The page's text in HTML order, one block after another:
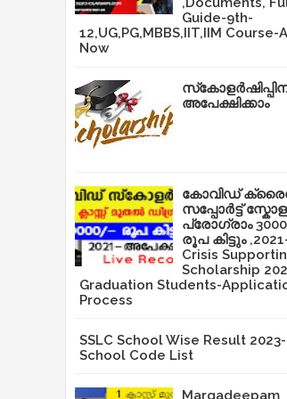
Guide-9th-
12,UG,PG,MBBS,IIT,IIM Course-
Now
അപേക്ഷിക്കാം
കോവിഡ്
സപ്പോർട്ട്
പ്രോഗ്രാം
രൂപ കിട്ടും
Crisis
Scholarship
Graduation Students-
Process
SSLC School Wise Result 2023-
School Code List
Margadeepam